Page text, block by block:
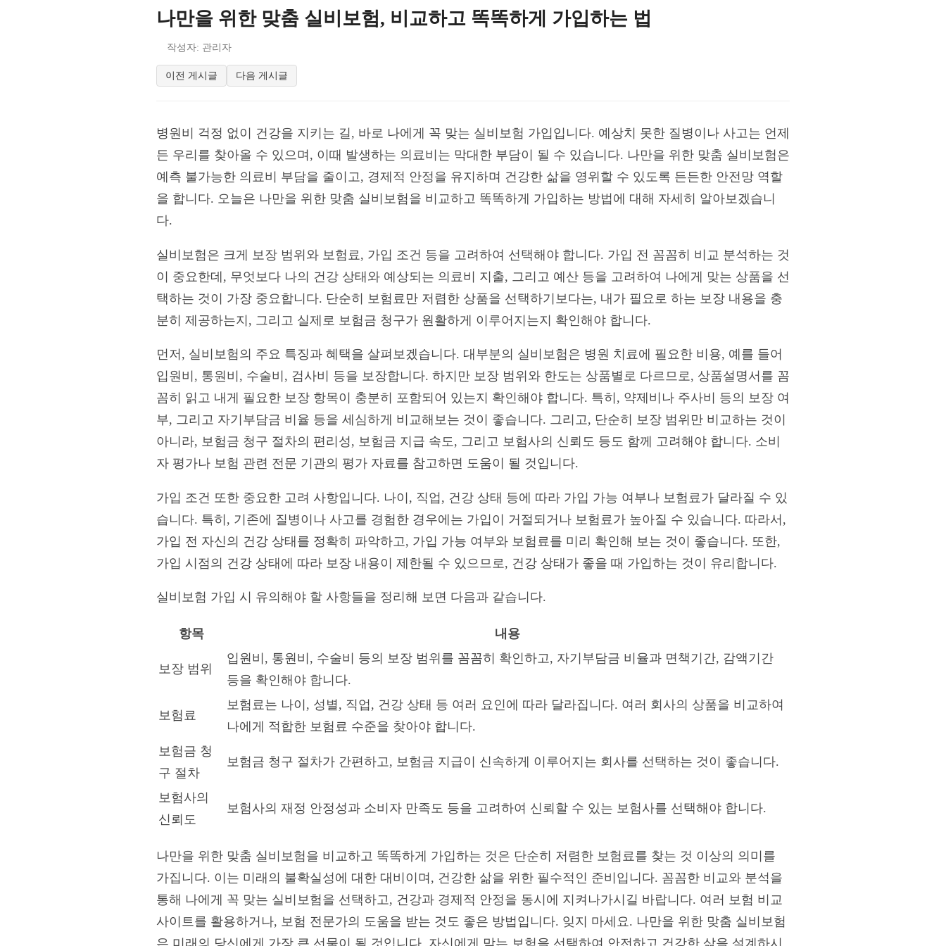
나만을 위한 맞춤 실비보험, 비교하고 똑똑하게 가입하는 법
작성자: 관리자
이전 게시글 다음 게시글
병원비 걱정 없이 건강을 지키는 길, 바로 나에게 꼭 맞는 실비보험 가입입니다. 예상치 못한 질병이나 사고는 언제
든 우리를 찾아올 수 있으며, 이때 발생하는 의료비는 막대한 부담이 될 수 있습니다. 나만을 위한 맞춤 실비보험은
예측 불가능한 의료비 부담을 줄이고, 경제적 안정을 유지하며 건강한 삶을 영위할 수 있도록 든든한 안전망 역할
을 합니다. 오늘은 나만을 위한 맞춤 실비보험을 비교하고 똑똑하게 가입하는 방법에 대해 자세히 알아보겠습니
다.
실비보험은 크게 보장 범위와 보험료, 가입 조건 등을 고려하여 선택해야 합니다. 가입 전 꼼꼼히 비교 분석하는 것
이 중요한데, 무엇보다 나의 건강 상태와 예상되는 의료비 지출, 그리고 예산 등을 고려하여 나에게 맞는 상품을 선
택하는 것이 가장 중요합니다. 단순히 보험료만 저렴한 상품을 선택하기보다는, 내가 필요로 하는 보장 내용을 충
분히 제공하는지, 그리고 실제로 보험금 청구가 원활하게 이루어지는지 확인해야 합니다.
먼저, 실비보험의 주요 특징과 혜택을 살펴보겠습니다. 대부분의 실비보험은 병원 치료에 필요한 비용, 예를 들어
입원비, 통원비, 수술비, 검사비 등을 보장합니다. 하지만 보장 범위와 한도는 상품별로 다르므로, 상품설명서를 꼼
꼼히 읽고 내게 필요한 보장 항목이 충분히 포함되어 있는지 확인해야 합니다. 특히, 약제비나 주사비 등의 보장 여
부, 그리고 자기부담금 비율 등을 세심하게 비교해보는 것이 좋습니다. 그리고, 단순히 보장 범위만 비교하는 것이
아니라, 보험금 청구 절차의 편리성, 보험금 지급 속도, 그리고 보험사의 신뢰도 등도 함께 고려해야 합니다. 소비
자 평가나 보험 관련 전문 기관의 평가 자료를 참고하면 도움이 될 것입니다.
가입 조건 또한 중요한 고려 사항입니다. 나이, 직업, 건강 상태 등에 따라 가입 가능 여부나 보험료가 달라질 수 있
습니다. 특히, 기존에 질병이나 사고를 경험한 경우에는 가입이 거절되거나 보험료가 높아질 수 있습니다. 따라서,
가입 전 자신의 건강 상태를 정확히 파악하고, 가입 가능 여부와 보험료를 미리 확인해 보는 것이 좋습니다. 또한,
가입 시점의 건강 상태에 따라 보장 내용이 제한될 수 있으므로, 건강 상태가 좋을 때 가입하는 것이 유리합니다.
실비보험 가입 시 유의해야 할 사항들을 정리해 보면 다음과 같습니다.
항목 내용
보장 범위
입원비, 통원비, 수술비 등의 보장 범위를 꼼꼼히 확인하고, 자기부담금 비율과 면책기간, 감액기간
등을 확인해야 합니다.
보험료
보험료는 나이, 성별, 직업, 건강 상태 등 여러 요인에 따라 달라집니다. 여러 회사의 상품을 비교하여
나에게 적합한 보험료 수준을 찾아야 합니다.
보험금 청
구 절차
보험금 청구 절차가 간편하고, 보험금 지급이 신속하게 이루어지는 회사를 선택하는 것이 좋습니다.
보험사의
신뢰도
보험사의 재정 안정성과 소비자 만족도 등을 고려하여 신뢰할 수 있는 보험사를 선택해야 합니다.
나만을 위한 맞춤 실비보험을 비교하고 똑똑하게 가입하는 것은 단순히 저렴한 보험료를 찾는 것 이상의 의미를
가집니다. 이는 미래의 불확실성에 대한 대비이며, 건강한 삶을 위한 필수적인 준비입니다. 꼼꼼한 비교와 분석을
통해 나에게 꼭 맞는 실비보험을 선택하고, 건강과 경제적 안정을 동시에 지켜나가시길 바랍니다. 여러 보험 비교
사이트를 활용하거나, 보험 전문가의 도움을 받는 것도 좋은 방법입니다. 잊지 마세요. 나만을 위한 맞춤 실비보험
은 미래의 당신에게 가장 큰 선물이 될 것입니다. 자신에게 맞는 보험을 선택하여 안전하고 건강한 삶을 설계하시